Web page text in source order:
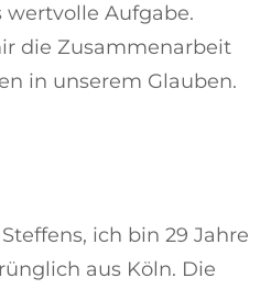
Aufgabe.
die Zusammenarbeit
in unserem Glauben.
ich bin 29 Jahre
aus Köln. Die